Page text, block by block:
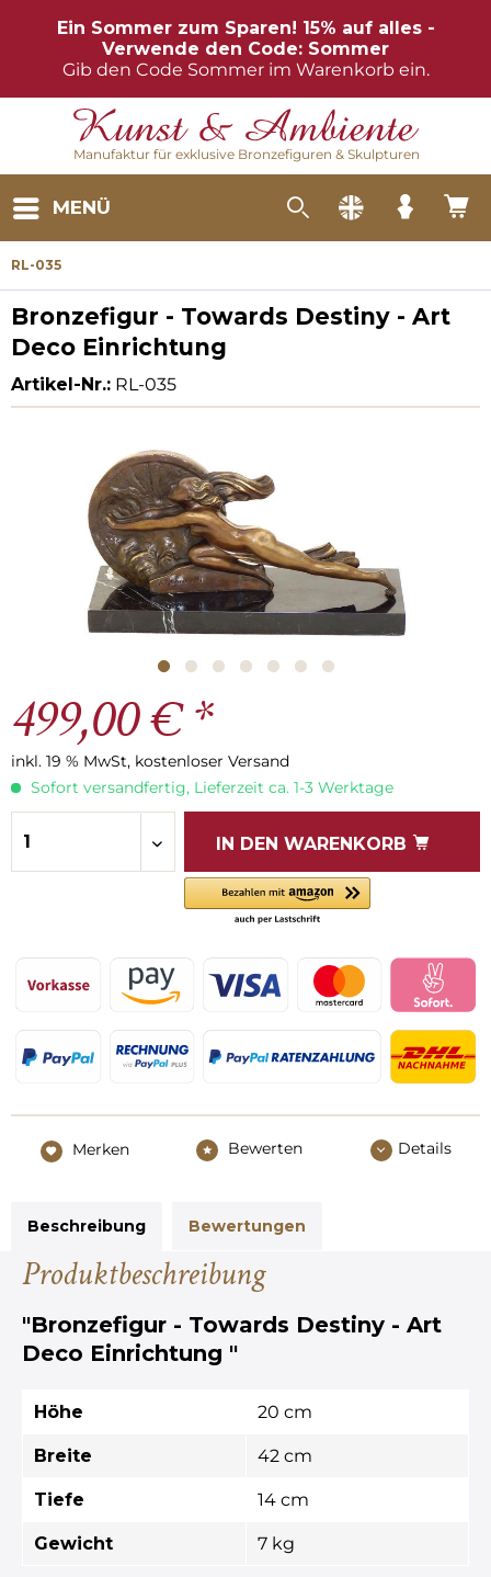
Ein Sommer zum Sparen! 15% auf alles -
Verwende den Code: Sommer
Gib den Code Sommer im Warenkorb ein.
Manufaktur für exklusive Bronzefiguren & Skulpturen
MENÜ
RL-035
Bronzefigur - Towards Destiny - Art
Deco Einrichtung
Artikel-Nr.: RL-035
499,00 € *
inkl. 19 % MwSt, kostenloser Versand
Sofort versandfertig, Lieferzeit ca. 1-3 Werktage
IN DEN WARENKORB
Merken Bewerten Details
Beschreibung Bewertungen
Produktbeschreibung
"Bronzefigur - Towards Destiny - Art
Deco Einrichtung "
Höhe 20 cm
Breite 42 cm
Tiefe 14 cm
Gewicht 7 kg